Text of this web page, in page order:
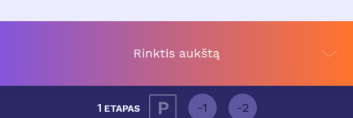
Rinktis aukštą
1 ETAPAS -1 -2